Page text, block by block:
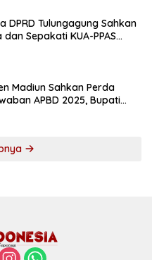
DPRD Tulungagung Sahkan
Sepakati KUA-PPAS
Madiun Sahkan Perda
APBD 2025, Bupati